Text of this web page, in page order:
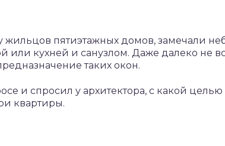
жильцов пятиэтажных домов, замечали
или кухней и санузлом. Даже далеко не
таких окон.
и спросил у архитектора, с какой целью
квартиры.